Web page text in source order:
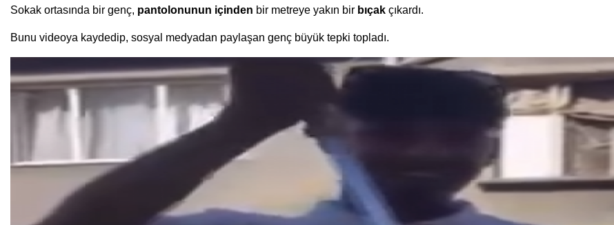
Sokak ortasında bir genç, pantolonunun içinden bir metreye yakın bir bıçak çıkardı.
Bunu videoya kaydedip, sosyal medyadan paylaşan genç büyük tepki topladı.